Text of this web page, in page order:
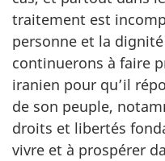
traitement est
personne et la
continuerons à faire
iranien pour qu’il
de son peuple,
droits et libertés
vivre et à prospérer